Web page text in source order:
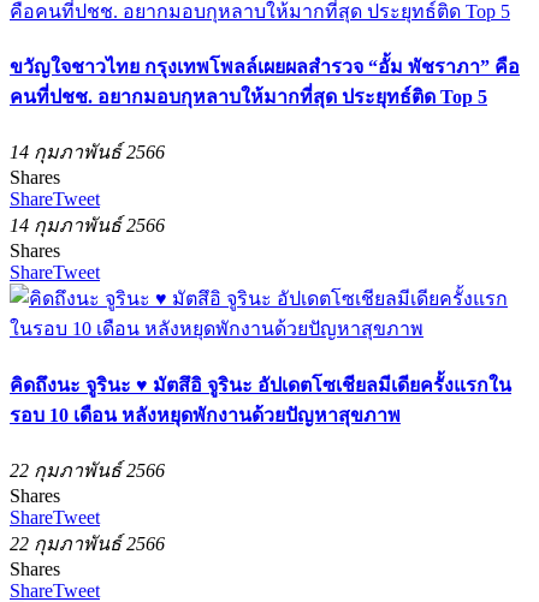
ขวัญใจชาวไทย กรุงเทพโพลล์เผยผลสำรวจ “อั้ม พัชราภา” คือ
คนที่ปชช. อยากมอบกุหลาบให้มากที่สุด ประยุทธ์ติด Top 5
14 กุมภาพันธ์ 2566
Shares
ShareTweet
14 กุมภาพันธ์ 2566
Shares
ShareTweet
คิดถึงนะ จูรินะ ♥ มัตสึอิ จูรินะ อัปเดตโซเชียลมีเดียครั้งแรกใน
รอบ 10 เดือน หลังหยุดพักงานด้วยปัญหาสุขภาพ
22 กุมภาพันธ์ 2566
Shares
ShareTweet
22 กุมภาพันธ์ 2566
Shares
ShareTweet